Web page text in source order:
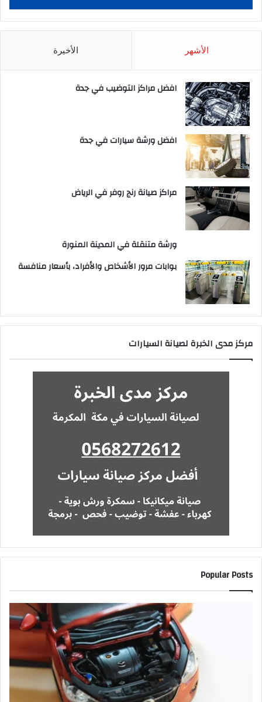
الأشهر الأخيرة
افضل مراكز التوضيب في جدة
افضل ورشة سيارات في جدة
مراكز صيانة رنج روفر في الرياض
ورشة متنقلة في المدينة المنورة
بوابات مرور الأشخاص والأفراد، بأسعار منافسة
مركز مدى الخبرة لصيانة السيارات
Popular Posts